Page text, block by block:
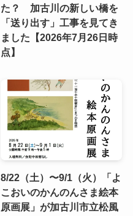
た？ 加古川の新しい橋を
「送り出す」工事を見てき
ました【2026年7月26日時
点】
8/22（土）〜9/1（火）「よ
こおいのかんのんさま絵本
原画展」が加古川市立松風